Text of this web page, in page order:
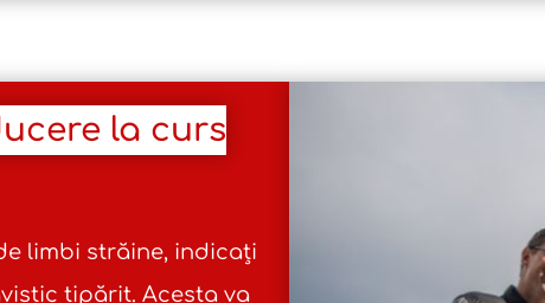
la curs
limbi străine, indicați
tipărit. Acesta va